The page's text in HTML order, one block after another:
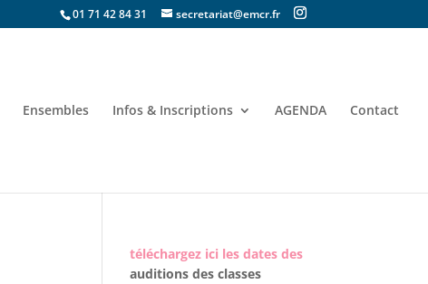
01 71 42 84 31 secretariat@emcr.fr
Ensembles Infos & Inscriptions AGENDA Contact
téléchargez ici les dates des
auditions des classes